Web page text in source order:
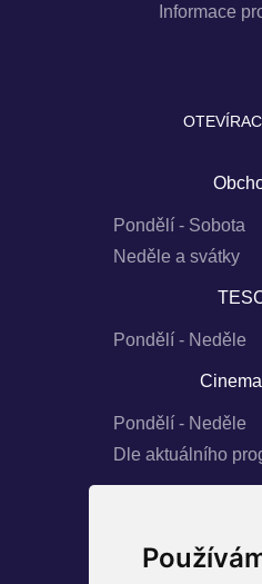
Informace
Pondělí - Sobota
Neděle a svátky
Pondělí - Neděle
Pondělí - Neděle
Dle aktuálního